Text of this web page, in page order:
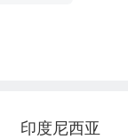
印度尼西亚